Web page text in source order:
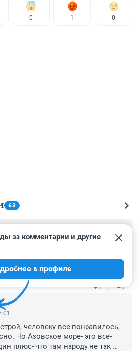
0 1 0
63
уже на дальние
взрослых, двое детей. В 2018 на
с одним ребенком. В этом году
уже с двумя, младшему три года.
менялись каждые 3 часа. За две
степи, в пустыне, в горах и на
отпуск, миллион впечатлений.
продавать в нэшнл джиографик
+0 –0
за комментарии и другие
в профиле
человеку все понравилось,
Но Азовское море- это все-
плюс- что там народу не так